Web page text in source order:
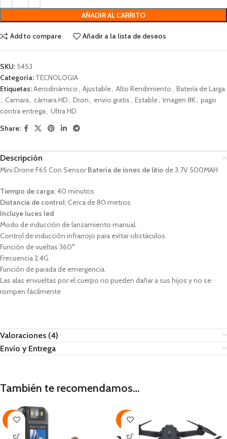
AÑADIR AL CARRITO
Add to compare Añadir a la lista de deseos
SKU: 5453
Categoría: TECNOLOGIA
Etiquetas:Aerodinámico, Ajustable, Alto Rendimiento, Batería de Larga
, Camara, cámara HD, Dron, envio gratis, Estable, Imagen 8K, pago
contra entrega, Ultra HD
Share:
Descripción
Mini Drone F65 Con SensorBatería de iones de litio de 3.7V 500MAH
Tiempo de carga: 40 minutos
Distancia de control:Cerca de 80 metros
Incluye luces led
Modo de inducción de lanzamiento manual.
Control de inducción infrarrojo para evitar obstáculos.
Función de vueltas 360°
Frecuencia 2,4G
Función de parada de emergencia.
Las alas envueltas por el cuerpo no pueden dañar a sus hijos y no se
rompen fácilmente
Valoraciones (4)
Envío y Entrega
También te recomendamos…
-41% -35%